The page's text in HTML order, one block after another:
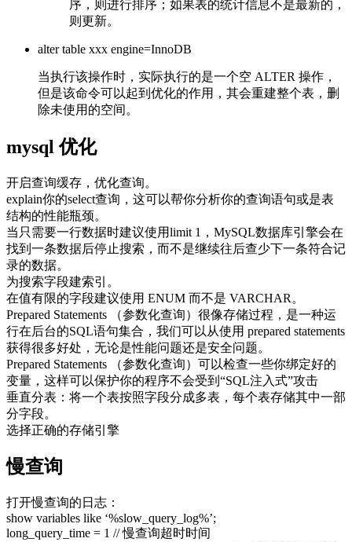
序，则进行排序；如果表的统计信息不是最新的，
则更新。
alter table xxx engine=InnoDB
当执行该操作时，实际执行的是一个空 ALTER 操作，
但是该命令可以起到优化的作用，其会重建整个表，删
除未使用的空间。
mysql 优化
开启查询缓存，优化查询。
explain你的select查询，这可以帮你分析你的查询语句或是表
结构的性能瓶颈。
当只需要一行数据时建议使用limit 1，MySQL数据库引擎会在
找到一条数据后停止搜索，而不是继续往后查少下一条符合记
录的数据。
为搜索字段建索引。
在值有限的字段建议使用 ENUM 而不是 VARCHAR。
Prepared Statements （参数化查询）很像存储过程，是一种运
行在后台的SQL语句集合，我们可以从使用 prepared statements
获得很多好处，无论是性能问题还是安全问题。
Prepared Statements （参数化查询）可以检查一些你绑定好的
变量，这样可以保护你的程序不会受到“SQL注入式”攻击
垂直分表：将一个表按照字段分成多表，每个表存储其中一部
分字段。
选择正确的存储引擎
慢查询
打开慢查询的日志：
show variables like ‘%slow_query_log%’;
long_query_time = 1 // 慢查询超时时间